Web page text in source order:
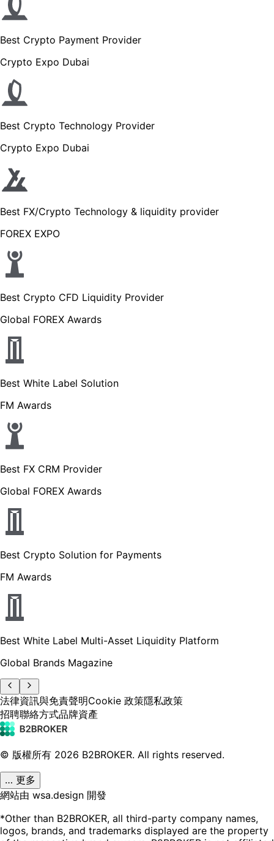
Best Crypto Payment Provider
Crypto Expo Dubai
Best Crypto Technology Provider
Crypto Expo Dubai
Best FX/Crypto Technology & liquidity provider
FOREX EXPO
Best Crypto CFD Liquidity Provider
Global FOREX Awards
Best White Label Solution
FM Awards
Best FX CRM Provider
Global FOREX Awards
Best Crypto Solution for Payments
FM Awards
Best White Label Multi-Asset Liquidity Platform
Global Brands Magazine
法律資訊與免責聲明Cookie 政策隱私政策
招聘聯絡方式品牌資產
© 版權所有 2026 B2BROKER. All rights reserved.
… 更多
網站由 wsa.design 開發
*Other than B2BROKER, all third-party company names,
logos, brands, and trademarks displayed are the property